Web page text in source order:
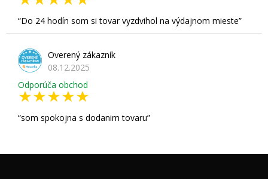
Do 24 hodín som si tovar vyzdvihol na výdajnom mieste
Overený zákazník
08.12.2025
Odporúča obchod
som spokojna s dodanim tovaru